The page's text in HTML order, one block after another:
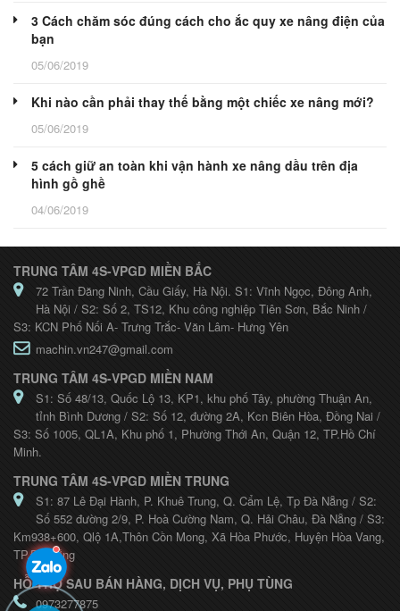
3 Cách chăm sóc đúng cách cho ắc quy xe nâng điện của
bạn
05/06/2019
Khi nào cần phải thay thế bằng một chiếc xe nâng mới?
05/06/2019
5 cách giữ an toàn khi vận hành xe nâng dầu trên địa
hình gồ ghề
04/06/2019
TRUNG TÂM 4S-VPGD MIỀN BẮC
72 Trần Đăng Ninh, Cầu Giấy, Hà Nội. S1: Vĩnh Ngọc, Đông Anh,
Hà Nội / S2: Số 2, TS12, Khu công nghiệp Tiên Sơn, Bắc Ninh /
S3: KCN Phố Nối A- Trưng Trắc- Văn Lâm- Hưng Yên
machin.vn247@gmail.com
TRUNG TÂM 4S-VPGD MIỀN NAM
S1: Số 48/13, Quốc Lộ 13, KP1, khu phố Tây, phường Thuận An,
tỉnh Bình Dương / S2: Số 12, đường 2A, Kcn Biên Hòa, Đồng Nai /
S3: Số 1005, QL1A, Khu phố 1, Phường Thới An, Quận 12, TP.Hồ Chí
Minh.
TRUNG TÂM 4S-VPGD MIỀN TRUNG
S1: 87 Lê Đại Hành, P. Khuê Trung, Q. Cẩm Lệ, Tp Đà Nẵng / S2:
Số 552 đường 2/9, P. Hoà Cường Nam, Q. Hải Châu, Đà Nẵng / S3:
Km938+600, Qlộ 1A,Thôn Cồn Mong, Xã Hòa Phước, Huyện Hòa Vang,
TP.Đà Nẵng
HỖ TRỢ SAU BÁN HÀNG, DỊCH VỤ, PHỤ TÙNG
0973277875